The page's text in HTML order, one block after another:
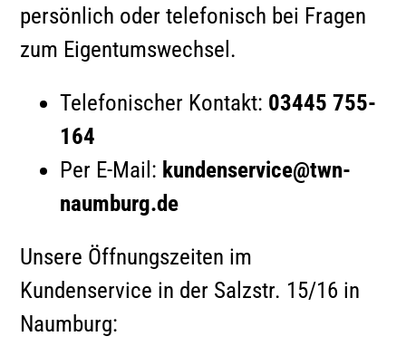
persönlich oder telefonisch bei Fragen
zum Eigentumswechsel.
Telefonischer Kontakt: 03445 755-
164
Per E-Mail: kundenservice@twn-
naumburg.de
Unsere Öffnungszeiten im
Kundenservice in der Salzstr. 15/16 in
Naumburg: